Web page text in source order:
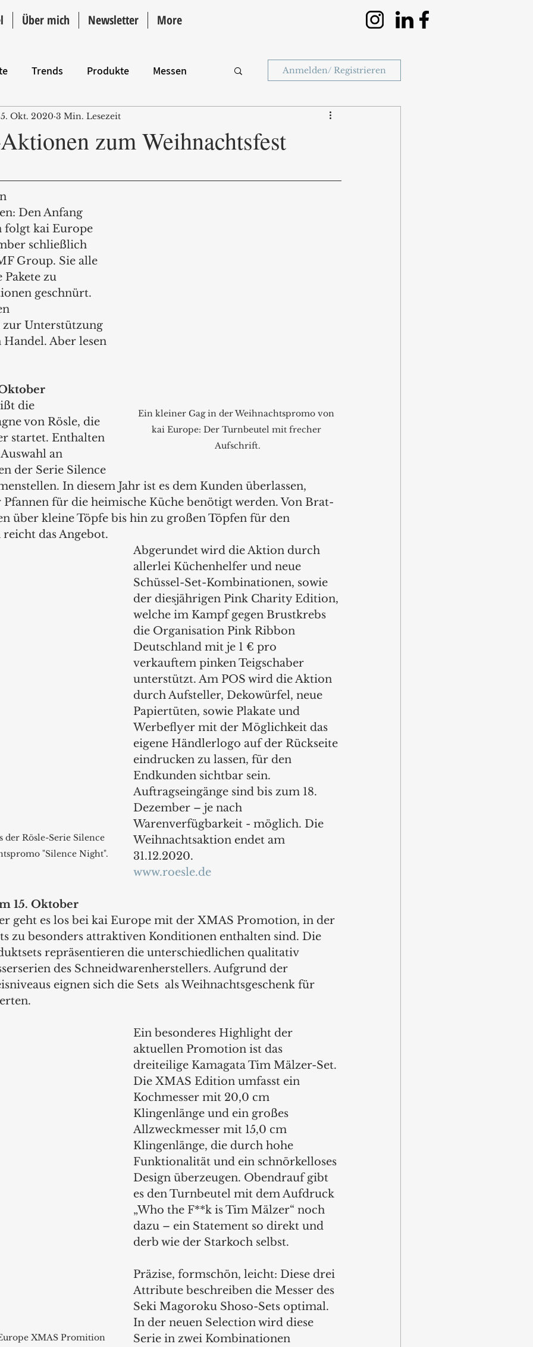
Über mich Newsletter More
Trends Produkte Messen
Intro
Anmelden/ Registrieren
zum Weihnachtsfest
5. Okt. 2020 3 Min. Lesezeit
Ein kleiner Gag in der Weihnachtspromo von
kai Europe: Der Turnbeutel mit frecher
Aufschrift.
Den Anfang
folgt kai Europe
schließlich
Group. Sie alle
Pakete zu
geschnürt.
Unterstützung
Aber lesen
die
von Rösle, die
startet. Enthalten
an
der Serie Silence
In diesem Jahr ist es dem Kunden überlassen,
Pfannen für die heimische Küche benötigt werden. Von Brat-
über kleine Töpfe bis hin zu großen Töpfen für den
das Angebot.
der Rösle-Serie Silence
"Silence Night".
Abgerundet wird die Aktion durch
allerlei Küchenhelfer und neue
Schüssel-Set-Kombinationen, sowie
der diesjährigen Pink Charity Edition,
welche im Kampf gegen Brustkrebs
die Organisation Pink Ribbon
Deutschland mit je 1 € pro
verkauftem pinken Teigschaber
unterstützt. Am POS wird die Aktion
durch Aufsteller, Dekowürfel, neue
Papiertüten, sowie Plakate und
Werbeflyer mit der Möglichkeit das
eigene Händlerlogo auf der Rückseite
eindrucken zu lassen, für den
Endkunden sichtbar sein.
Auftragseingänge sind bis zum 18.
Dezember – je nach
Warenverfügbarkeit - möglich. Die
Weihnachtsaktion endet am
31.12.2020.
www.roesle.de
15. Oktober
geht es los bei kai Europe mit der XMAS Promotion, in der
zu besonders attraktiven Konditionen enthalten sind. Die
repräsentieren die unterschiedlichen qualitativ
des Schneidwarenherstellers. Aufgrund der
eignen sich die Sets  als Weihnachtsgeschenk für
XMAS Promition
Ein besonderes Highlight der
aktuellen Promotion ist das
dreiteilige Kamagata Tim Mälzer-Set.
Die XMAS Edition umfasst ein
Kochmesser mit 20,0 cm
Klingenlänge und ein großes
Allzweckmesser mit 15,0 cm
Klingenlänge, die durch hohe
Funktionalität und ein schnörkelloses
Design überzeugen. Obendrauf gibt
es den Turnbeutel mit dem Aufdruck
„Who the F**k is Tim Mälzer“ noch
dazu – ein Statement so direkt und
derb wie der Starkoch selbst.
Präzise, formschön, leicht: Diese drei
Attribute beschreiben die Messer des
Seki Magoroku Shoso-Sets optimal.
In der neuen Selection wird diese
Serie in zwei Kombinationen